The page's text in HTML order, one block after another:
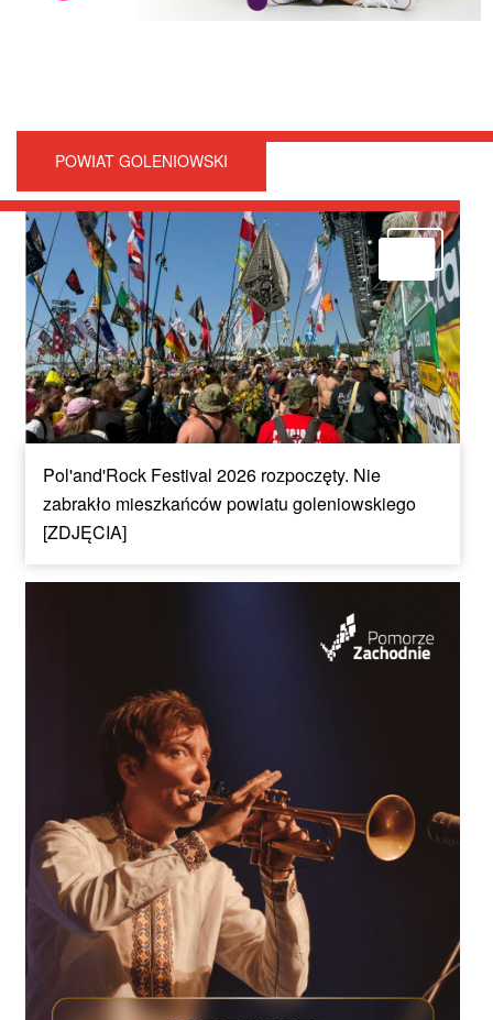
POWIAT GOLENIOWSKI
Pol'and'Rock Festival 2026 rozpoczęty. Nie
zabrakło mieszkańców powiatu goleniowskiego
[ZDJĘCIA]